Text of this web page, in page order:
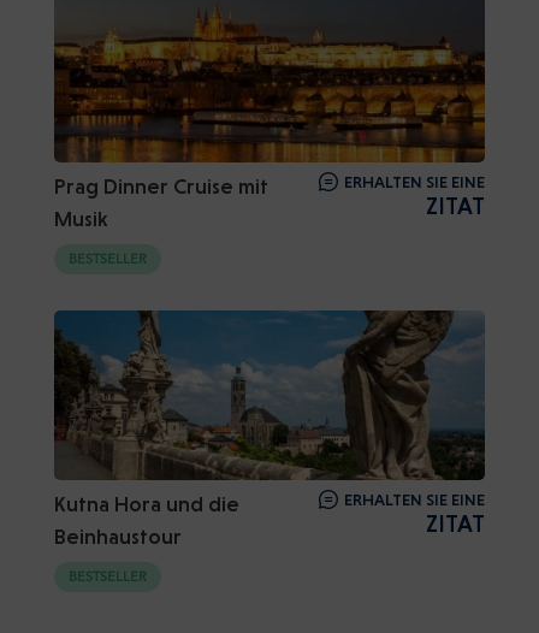
Prag Dinner Cruise mit
Musik
ERHALTEN SIE EINE
ZITAT
BESTSELLER
Kutna Hora und die
Beinhaustour
ERHALTEN SIE EINE
ZITAT
BESTSELLER